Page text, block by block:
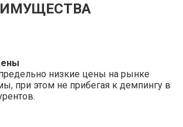
низкие цены на рынке
при этом не прибегая к демпингу в